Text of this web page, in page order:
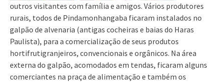
outros visitantes com família e amigos. Vários produtores
rurais, todos de Pindamonhangaba ficaram instalados no
galpão de alvenaria (antigas cocheiras e baias do Haras
Paulista), para a comercialização de seus produtos
hortifrutigranjeiros, convencionais e orgânicos. Na área
externa do galpão, acomodados em tendas, ficaram alguns
comerciantes na praça de alimentação e também os